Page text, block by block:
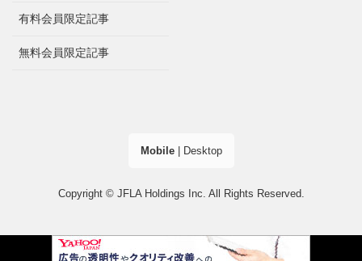
有料会員限定記事
無料会員限定記事
Mobile| Desktop
Copyright © JFLA Holdings Inc. All Rights Reserved.